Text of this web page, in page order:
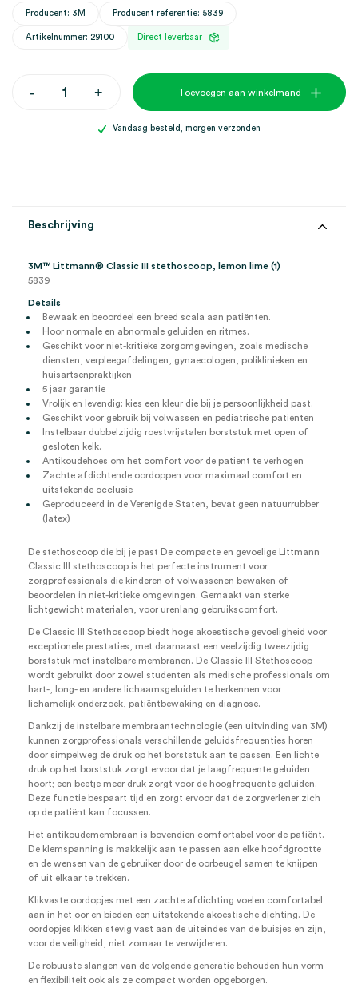
Producent: 3M Producent referentie: 5839
Artikelnummer: 29100 Direct leverbaar
- + Toevoegen aan winkelmand
Vandaag besteld, morgen verzonden
Beschrijving
3M™ Littmann® Classic III stethoscoop, lemon lime (1)
5839
Details
Bewaak en beoordeel een breed scala aan patiënten.
Hoor normale en abnormale geluiden en ritmes.
Geschikt voor niet-kritieke zorgomgevingen, zoals medische
diensten, verpleegafdelingen, gynaecologen, poliklinieken en
huisartsenpraktijken
5 jaar garantie
Vrolijk en levendig: kies een kleur die bij je persoonlijkheid past.
Geschikt voor gebruik bij volwassen en pediatrische patiënten
Instelbaar dubbelzijdig roestvrijstalen borststuk met open of
gesloten kelk.
Antikoudehoes om het comfort voor de patiënt te verhogen
Zachte afdichtende oordoppen voor maximaal comfort en
uitstekende occlusie
Geproduceerd in de Verenigde Staten, bevat geen natuurrubber
(latex)
De stethoscoop die bij je past De compacte en gevoelige Littmann
Classic III stethoscoop is het perfecte instrument voor
zorgprofessionals die kinderen of volwassenen bewaken of
beoordelen in niet-kritieke omgevingen. Gemaakt van sterke
lichtgewicht materialen, voor urenlang gebruikscomfort.
De Classic III Stethoscoop biedt hoge akoestische gevoeligheid voor
exceptionele prestaties, met daarnaast een veelzijdig tweezijdig
borststuk met instelbare membranen. De Classic III Stethoscoop
wordt gebruikt door zowel studenten als medische professionals om
hart-, long- en andere lichaamsgeluiden te herkennen voor
lichamelijk onderzoek, patiëntbewaking en diagnose.
Dankzij de instelbare membraantechnologie (een uitvinding van 3M)
kunnen zorgprofessionals verschillende geluidsfrequenties horen
door simpelweg de druk op het borststuk aan te passen. Een lichte
druk op het borststuk zorgt ervoor dat je laagfrequente geluiden
hoort; een beetje meer druk zorgt voor de hoogfrequente geluiden.
Deze functie bespaart tijd en zorgt ervoor dat de zorgverlener zich
op de patiënt kan focussen.
Het antikoudemembraan is bovendien comfortabel voor de patiënt.
De klemspanning is makkelijk aan te passen aan elke hoofdgrootte
en de wensen van de gebruiker door de oorbeugel samen te knijpen
of uit elkaar te trekken.
Klikvaste oordopjes met een zachte afdichting voelen comfortabel
aan in het oor en bieden een uitstekende akoestische dichting. De
oordopjes klikken stevig vast aan de uiteindes van de buisjes en zijn,
voor de veiligheid, niet zomaar te verwijderen.
De robuuste slangen van de volgende generatie behouden hun vorm
en flexibiliteit ook als ze compact worden opgeborgen.